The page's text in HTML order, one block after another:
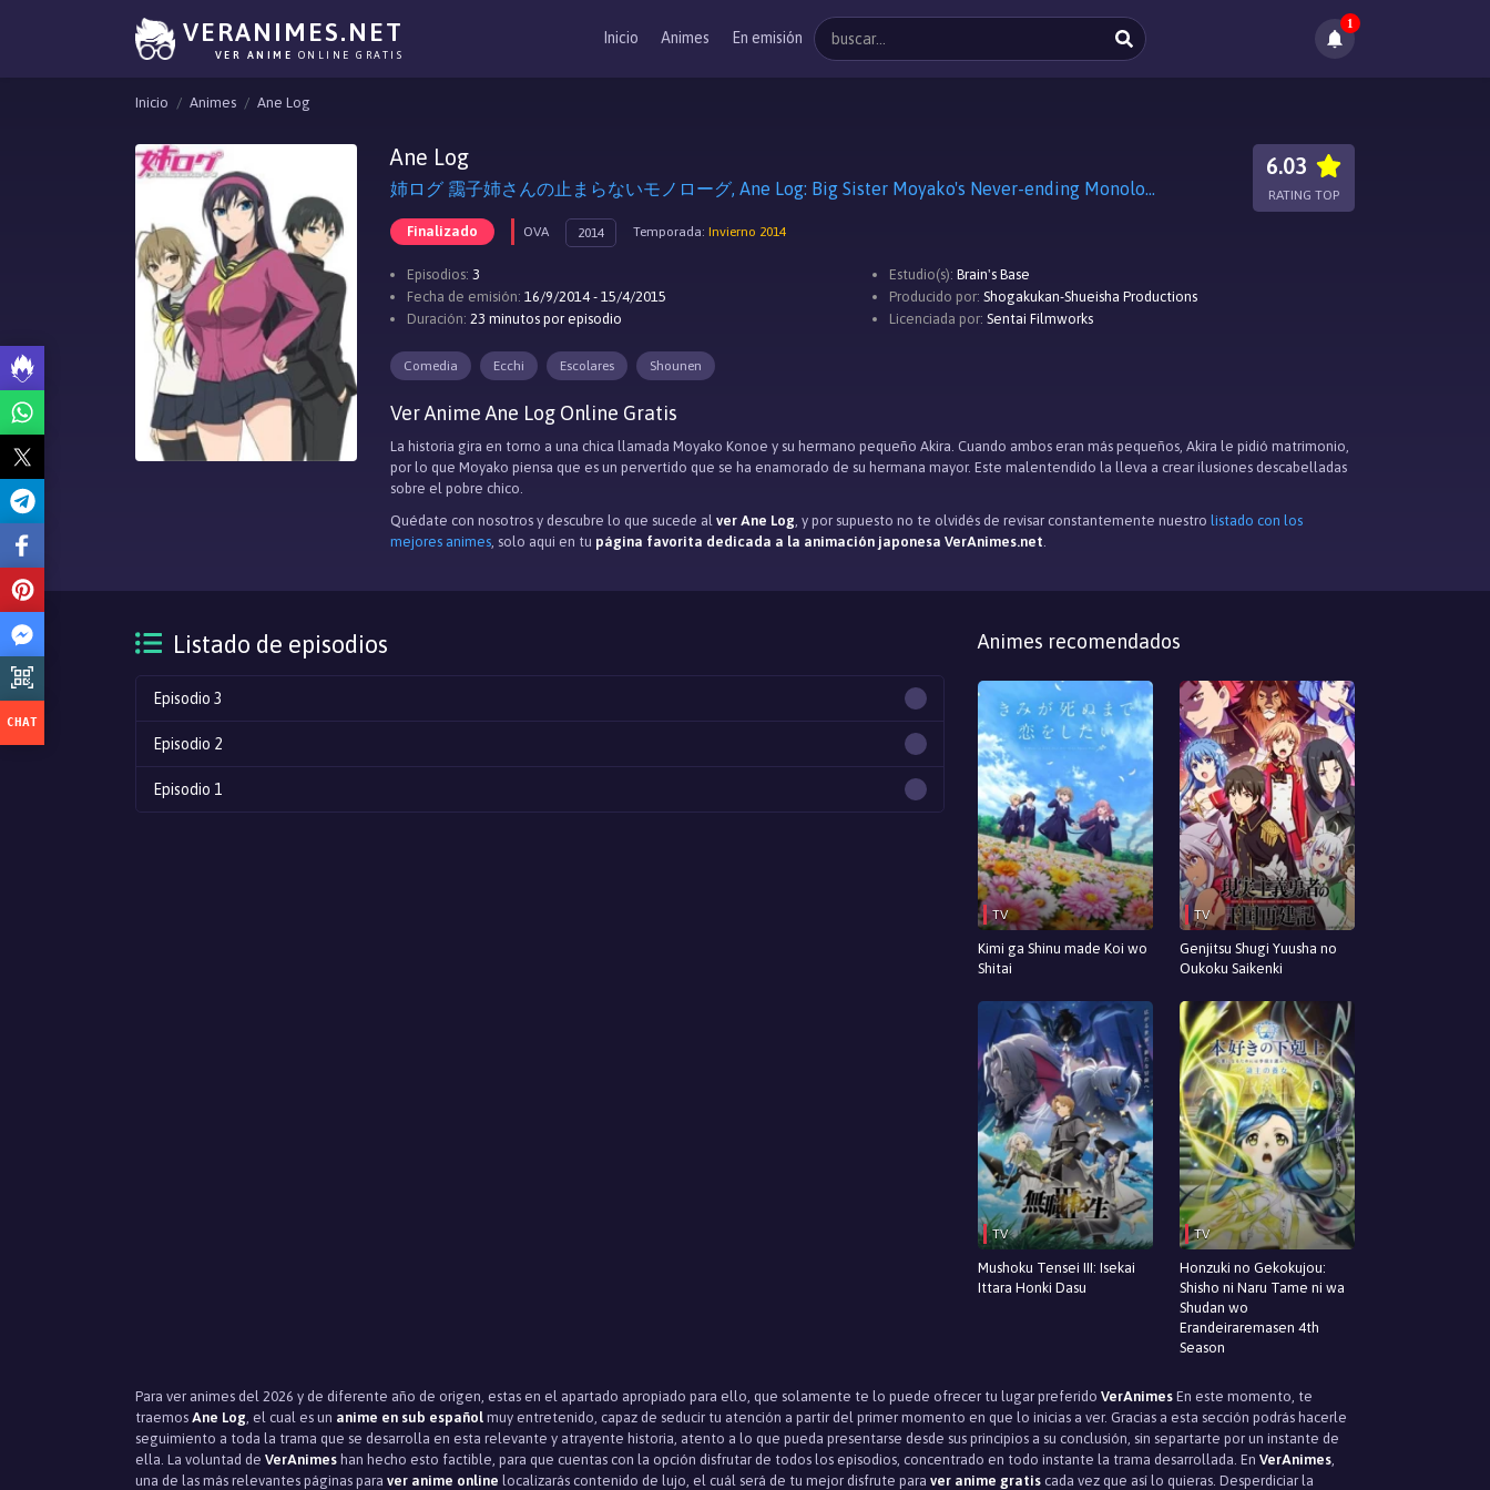
VERANIMES.NET
VER ANIME ONLINE GRATIS
Inicio Animes En emisión
1
Inicio Animes Ane Log
Ane Log
姉ログ 靄子姉さんの止まらないモノローグ, Ane Log: Big Sister Moyako's Never-ending Monologue
Finalizado OVA 2014 Temporada: Invierno 2014
6.03
RATING TOP
Episodios: 3
Fecha de emisión: 16/9/2014 - 15/4/2015
Duración: 23 minutos por episodio
Estudio(s): Brain's Base
Producido por: Shogakukan-Shueisha Productions
Licenciada por: Sentai Filmworks
Comedia Ecchi Escolares Shounen
Ver Anime Ane Log Online Gratis
La historia gira en torno a una chica llamada Moyako Konoe y su hermano pequeño Akira. Cuando ambos eran más pequeños, Akira le pidió matrimonio,
por lo que Moyako piensa que es un pervertido que se ha enamorado de su hermana mayor. Este malentendido la lleva a crear ilusiones descabelladas
sobre el pobre chico.
Quédate con nosotros y descubre lo que sucede al ver Ane Log, y por supuesto no te olvidés de revisar constantemente nuestro listado con los
mejores animes, solo aqui en tu página favorita dedicada a la animación japonesa VerAnimes.net.
Listado de episodios
Episodio 3
Episodio 2
Episodio 1
Animes recomendados
TV
Kimi ga Shinu made Koi wo
Shitai
TV
Genjitsu Shugi Yuusha no
Oukoku Saikenki
TV
Mushoku Tensei III: Isekai
Ittara Honki Dasu
TV
Honzuki no Gekokujou:
Shisho ni Naru Tame ni wa
Shudan wo
Erandeiraremasen 4th
Season
Para ver animes del 2026 y de diferente año de origen, estas en el apartado apropiado para ello, que solamente te lo puede ofrecer tu lugar preferido VerAnimes En este momento, te
traemos Ane Log, el cual es un anime en sub español muy entretenido, capaz de seducir tu atención a partir del primer momento en que lo inicias a ver. Gracias a esta sección podrás hacerle
seguimiento a toda la trama que se desarrolla en esta relevante y atrayente historia, atento a lo que pueda presentarse desde sus principios a su conclusión, sin separtarte por un instante de
ella. La voluntad de VerAnimes han hecho esto factible, para que cuentas con la opción disfrutar de todos los episodios, concentrado en todo instante la trama desarrollada. En VerAnimes,
una de las más relevantes páginas para ver anime online localizarás contenido de lujo, el cuál será de tu mejor disfrute para ver anime gratis cada vez que así lo quieras. Desperdiciar la